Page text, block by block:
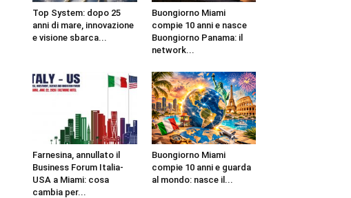
Top System: dopo 25
anni di mare, innovazione
e visione sbarca...
Buongiorno Miami
compie 10 anni e nasce
Buongiorno Panama: il
network...
Farnesina, annullato il
Business Forum Italia-
USA a Miami: cosa
cambia per...
Buongiorno Miami
compie 10 anni e guarda
al mondo: nasce il...